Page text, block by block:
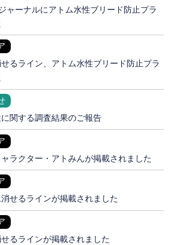
ャーナルにアトム水性ブリード防止プラ
るライン、アトム水性ブリード防止プラ
関する調査結果のご報告
ラクター・アトみんが掲載されました
せるラインが掲載されました
るラインが掲載されました